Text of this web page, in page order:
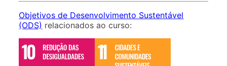
Objetivos de Desenvolvimento Sustentável
(ODS) relacionados ao curso: